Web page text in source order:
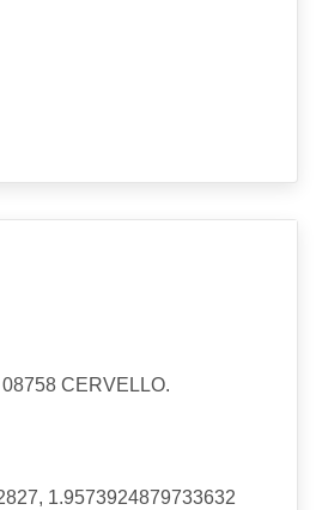
08758 CERVELLO.
1.9573924879733632